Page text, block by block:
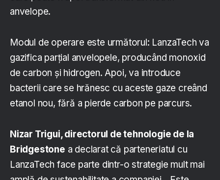
anvelope.
Modul de operare este următorul: LanzaTech va
gazifica parțial anvelopele, producând monoxid
de carbon și hidrogen. Apoi, va introduce
bacterii care se hrănesc cu aceste gaze creând
etanol nou, fără a pierde carbon pe parcurs.
Nizar Trigui, directorul de tehnologie de la
Bridgestone a declarat că parteneriatul cu
LanzaTech face parte dintr-o strategie mult mai